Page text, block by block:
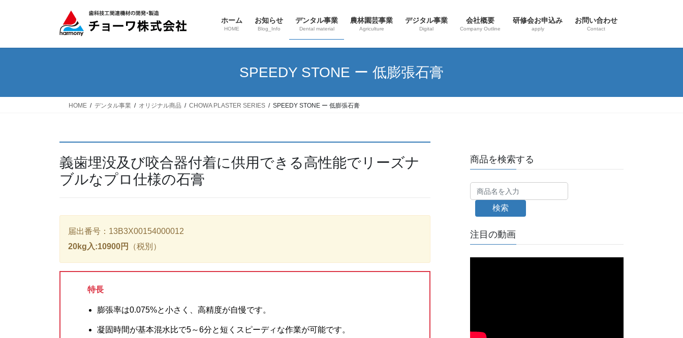
ホーム
HOME
お知らせ
Blog_Info
デンタル事業
Dental material
農林園芸事業
Agriculture
デジタル事業
Digital
会社概要
Company Outline
研修会お申込み
apply
お問い合わせ
Contact
SPEEDY STONE ー 低膨張石膏
HOME デンタル事業 オリジナル商品 CHOWA PLASTER SERIES SPEEDY STONE ー 低膨張石膏
義歯埋没及び咬合器付着に供用できる高性能でリーズナ
ブルなプロ仕様の石膏
届出番号：13B3X00154000012
20kg入:10900円
（税別）
特長
膨張率は0.075%と小さく、高精度が自慢です。
凝固時間が基本混水比で5～6分と短くスピーディな作業が可能です。
商品を検索する
検索
注目の動画